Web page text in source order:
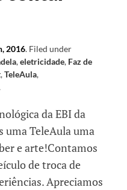
2016. Filed under
,eletricidade, Faz de
,TeleAula,
da EBI da
uma TeleAula uma
e arte!Contamos
de troca de
Apreciamos